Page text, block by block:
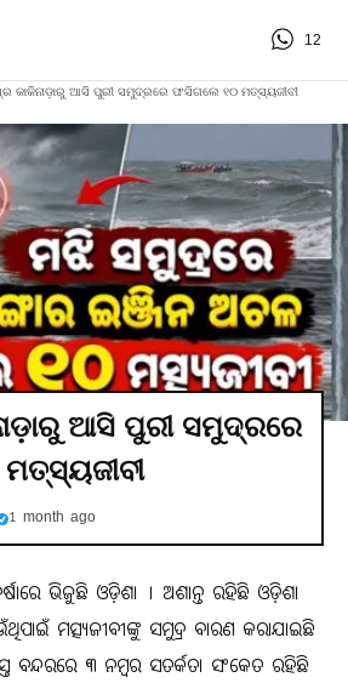
12
କାକିନାଡ଼ାରୁ ଆସି ପୁରୀ ସମୁଦ୍ରରେ ଫସିଗଲେ ୧୦ ମତ୍ସ୍ୟଜୀବୀ
ଆସି ପୁରୀ ସମୁଦ୍ରରେ
1 month ago
ଭିଜୁଛି ଓଡ଼ିଶା । ଅଶାନ୍ତ ରହିଛି ଓଡ଼ିଶା
ମତ୍ସ୍ୟଜୀବୀଙ୍କୁ ସମୁଦ୍ର ବାରଣ କରାଯାଇଛି
ବନ୍ଦରରେ ୩ ନମ୍ବର ସତର୍କତା ସଂକେତ ରହିଛି